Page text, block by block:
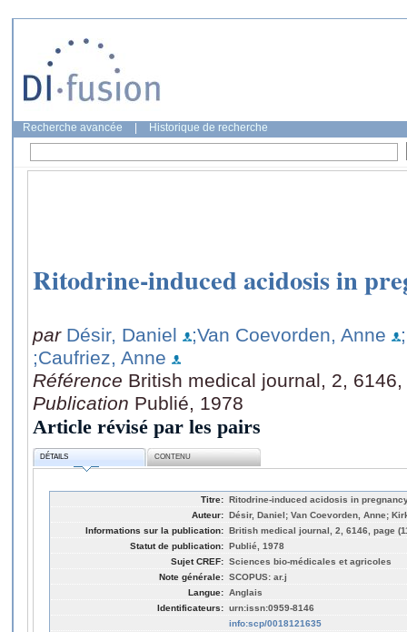
Recherche avancée Historique de recherche
Ritodrine-induced acidosis in
par Désir, Daniel ;Van Coevorden, Anne
;Caufriez, Anne
Référence British medical journal, 2, 6146,
Publication Publié, 1978
Article révisé par les pairs
DÉTAILS CONTENU
Titre: Ritodrine-induced acidosis in
Auteur: Désir, Daniel; Van Coevorden, Anne;
Informations sur la publication: British medical journal, 2, 6146, page
Statut de publication: Publié, 1978
Sujet CREF: Sciences bio-médicales et agricoles
Note générale: SCOPUS: ar.j
Langue: Anglais
Identificateurs: urn:issn:0959-8146
info:scp/0018121635